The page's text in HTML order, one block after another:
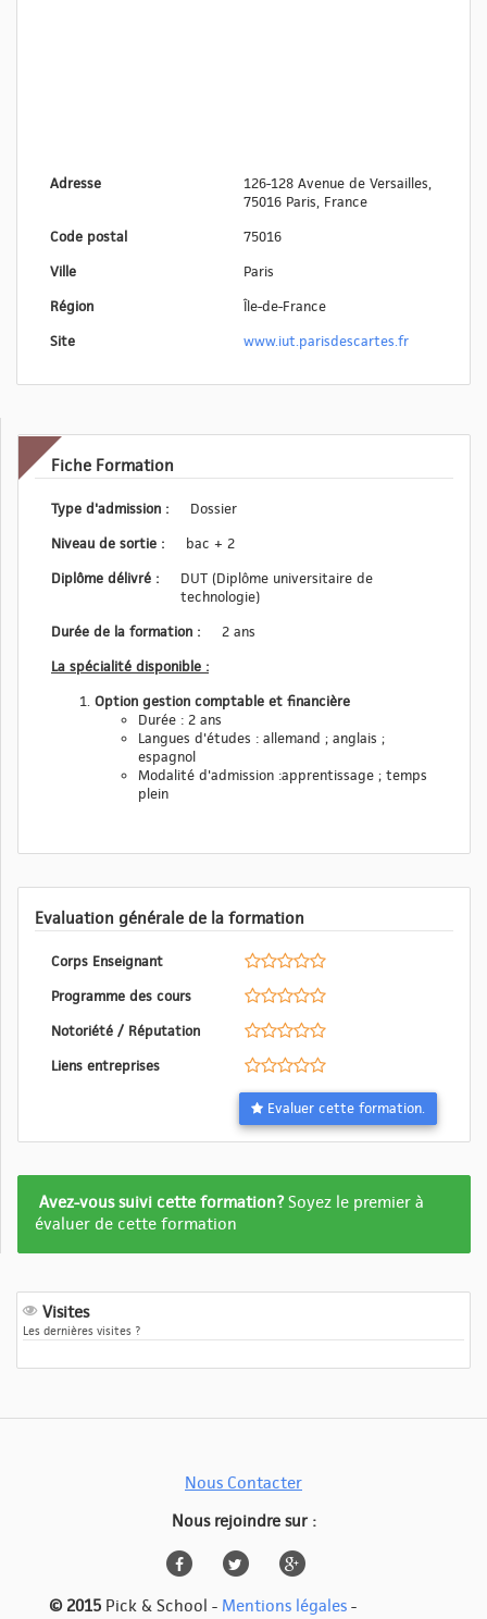
Adresse
126-128 Avenue de Versailles,
75016 Paris, France
Code postal
75016
Ville
Paris
Région
Île-de-France
Site
www.iut.parisdescartes.fr
Fiche Formation
Type d'admission :
Dossier
Niveau de sortie :
bac + 2
Diplôme délivré :
DUT (Diplôme universitaire de
technologie)
Durée de la formation :
2 ans
La spécialité disponible :
Option gestion comptable et financière
Durée : 2 ans
Langues d'études : allemand ; anglais ;
espagnol
Modalité d'admission :apprentissage ; temps
plein
Evaluation générale de la formation
Corps Enseignant
Programme des cours
Notoriété / Réputation
Liens entreprises
Evaluer cette formation.
Formation
pas
Avez-vous suivi cette formation?Soyez le premier à
évaluer de cette formation
Visites
Les dernières visites ?
Nous Contacter
Nous rejoindre sur :
© 2015 Pick & School - Mentions légales -